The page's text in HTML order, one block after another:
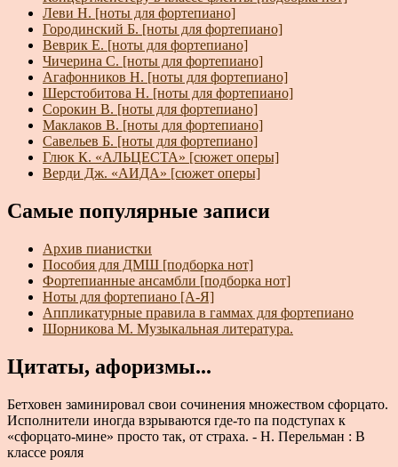
Леви Н. [ноты для фортепиано]
Городинский Б. [ноты для фортепиано]
Веврик Е. [ноты для фортепиано]
Чичерина С. [ноты для фортепиано]
Агафонников Н. [ноты для фортепиано]
Шерстобитова Н. [ноты для фортепиано]
Сорокин В. [ноты для фортепиано]
Маклаков В. [ноты для фортепиано]
Савельев Б. [ноты для фортепиано]
Глюк К. «АЛЬЦЕСТА» [сюжет оперы]
Верди Дж. «АИДА» [сюжет оперы]
Самые популярные записи
Архив пианистки
Пособия для ДМШ [подборка нот]
Фортепианные ансамбли [подборка нот]
Ноты для фортепиано [А-Я]
Аппликатурные правила в гаммах для фортепиано
Шорникова М. Музыкальная литература.
Цитаты, афоризмы...
Бетховен заминировал свои сочинения множеством сфорцато.
Исполнители иногда взрываются где-то па подступах к
«сфорцато-мине» просто так, от страха. - Н. Перельман : В
классе рояля